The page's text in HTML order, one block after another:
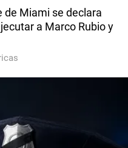
de Miami se declara
a Marco Rubio y